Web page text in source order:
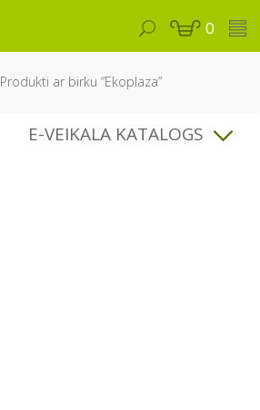
0
Produkti ar birku “Ekoplaza”
E-VEIKALA KATALOGS